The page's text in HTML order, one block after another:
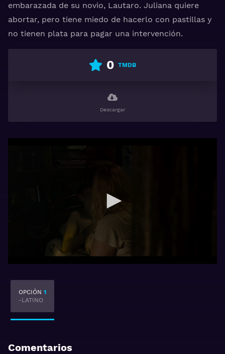
embarazada de su novio, Lautaro. Juliana quiere
abortar, pero tiene miedo de hacerlo con pastillas y
no tienen plata para pagar una intervención.
0 TMDB
Descargar
OPCIÓN 1
-LATINO
Comentarios